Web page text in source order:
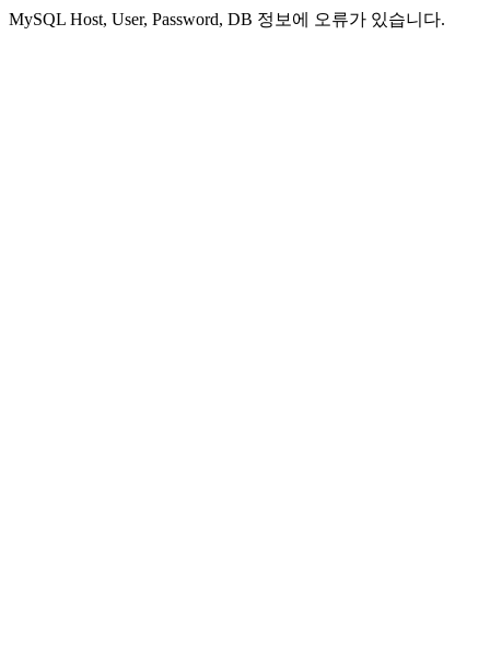
MySQL Host, User, Password, DB 정보에 오류가 있습니다.